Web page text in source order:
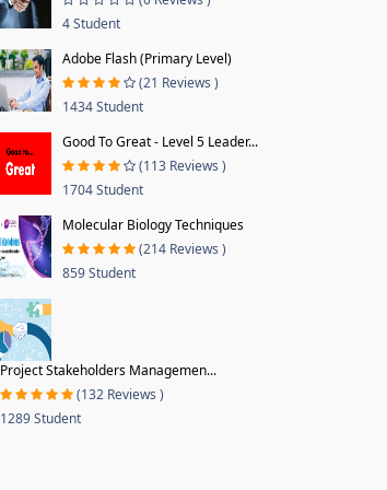
4 Student
Adobe Flash (Primary Level)
(21 Reviews )
1434 Student
Good To Great - Level 5 Leader...
(113 Reviews )
1704 Student
Molecular Biology Techniques
(214 Reviews )
859 Student
Project Stakeholders Managemen...
(132 Reviews )
1289 Student